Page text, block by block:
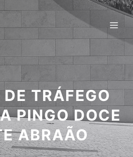
TRÁFEGO
PINGO DOCE
ABRAÃO